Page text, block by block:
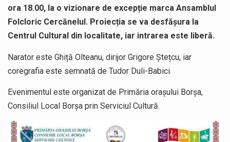
ora 18.00, la o vizionare de excepție marca Ansamblul
Folcloric Cercănelul. Proiecția se va desfășura la
Centrul Cultural din localitate, iar intrarea este liberă.
Narator este Ghiță Olteanu, dirijor Grigore Ștețcu, iar
coregrafia este semnată de Tudor Duli-Babici.
Evenimentul este organizat de Primăria orașului Borșa,
Consiliul Local Borșa prin Serviciul Cultură.